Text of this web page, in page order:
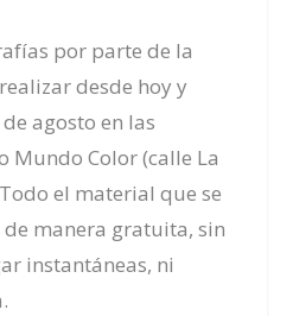
por parte de la
desde hoy y
agosto en las
Mundo Color (calle La
el material que se
de manera gratuita, sin
instantáneas, ni